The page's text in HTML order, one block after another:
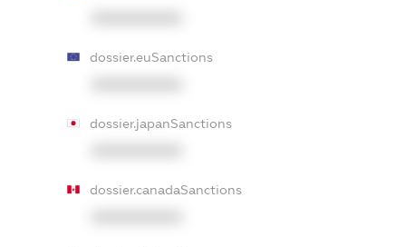
dossier.euSanctions
dossier.japanSanctions
dossier.canadaSanctions